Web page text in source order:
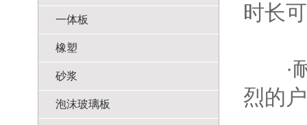
一体板
橡塑
砂浆
泡沫玻璃板
时长
·耐
烈的